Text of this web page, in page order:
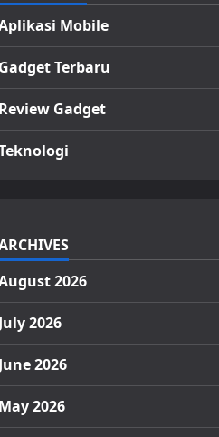
Mobile
Gadget Terbaru
Review Gadget
2026
July 2026
June 2026
May 2026